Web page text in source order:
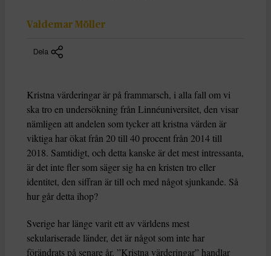
Valdemar Möller
Dela
Kristna värderingar är på frammarsch, i alla fall om vi
ska tro en undersökning från Linnéuniversitet, den visar
nämligen att andelen som tycker att kristna värden är
viktiga har ökat från 20 till 40 procent från 2014 till
2018. Samtidigt, och detta kanske är det mest intressanta,
är det inte fler som säger sig ha en kristen tro eller
identitet, den siffran är till och med något sjunkande. Så
hur går detta ihop?
Sverige har länge varit ett av världens mest
sekulariserade länder, det är något som inte har
förändrats på senare år. ”Kristna värderingar” handlar